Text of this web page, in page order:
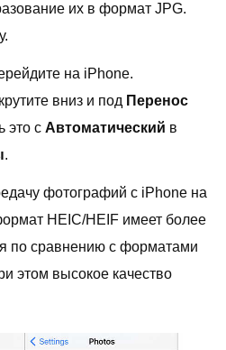
их в формат JPG.
на iPhone.
вниз и под Перенос
это с Автоматический в
.
фотографий с iPhone на
HEIC/HEIF имеет более
по сравнению с форматами
этом высокое качество